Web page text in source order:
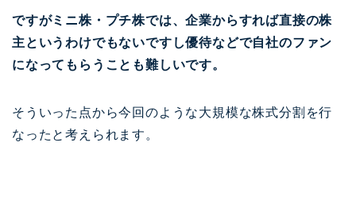
ですがミニ株・プチ株では、企業からすれば直接の株
主というわけでもないですし優待などで自社のファン
になってもらうことも難しいです。
そういった点から今回のような大規模な株式分割を行
なったと考えられます。